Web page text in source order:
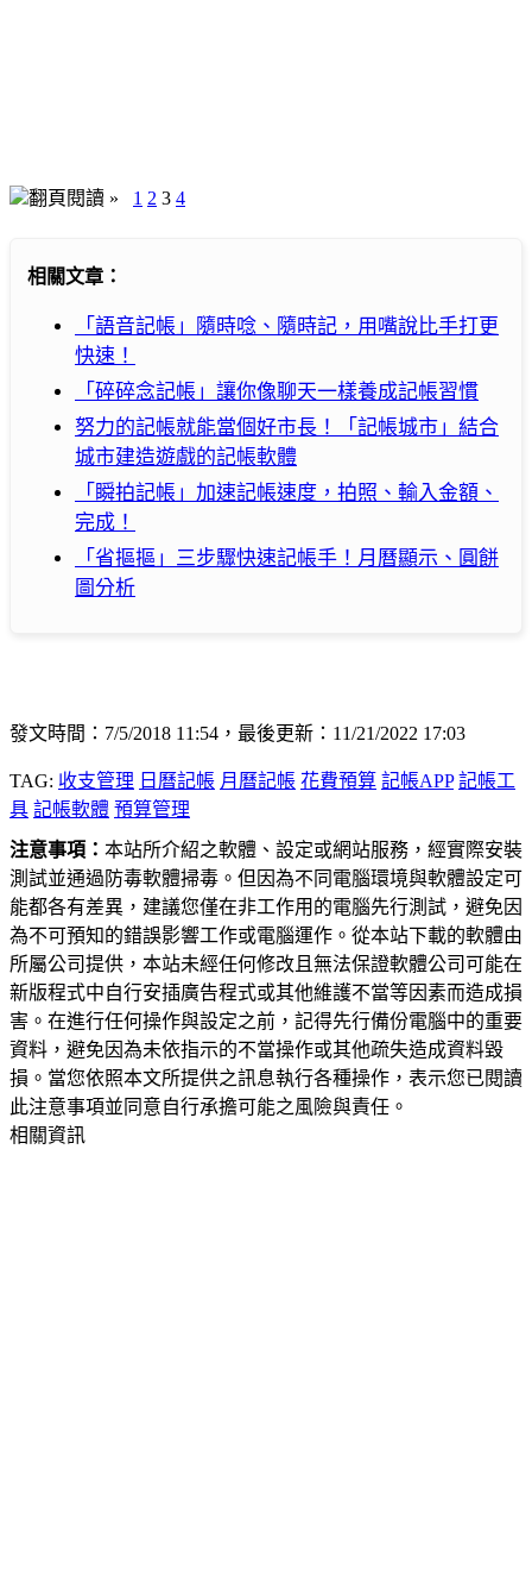
翻頁閱讀 » 1 2 3 4
相關文章：
「語音記帳」隨時唸、隨時記，用嘴說比手打更
快速！
「碎碎念記帳」讓你像聊天一樣養成記帳習慣
努力的記帳就能當個好市長！「記帳城市」結合
城市建造遊戲的記帳軟體
「瞬拍記帳」加速記帳速度，拍照、輸入金額、
完成！
「省摳摳」三步驟快速記帳手！月曆顯示、圓餅
圖分析
發文時間：7/5/2018 11:54，最後更新：11/21/2022 17:03
TAG: 收支管理 日曆記帳 月曆記帳 花費預算 記帳APP 記帳工
具 記帳軟體 預算管理
注意事項： 本站所介紹之軟體、設定或網站服務，經實際安裝
測試並通過防毒軟體掃毒。但因為不同電腦環境與軟體設定可
能都各有差異，建議您僅在非工作用的電腦先行測試，避免因
為不可預知的錯誤影響工作或電腦運作。從本站下載的軟體由
所屬公司提供，本站未經任何修改且無法保證軟體公司可能在
新版程式中自行安插廣告程式或其他維護不當等因素而造成損
害。在進行任何操作與設定之前，記得先行備份電腦中的重要
資料，避免因為未依指示的不當操作或其他疏失造成資料毀
損。當您依照本文所提供之訊息執行各種操作，表示您已閱讀
此注意事項並同意自行承擔可能之風險與責任。
相關資訊